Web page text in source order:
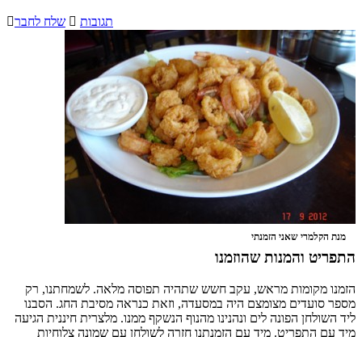
שלח לחבר  תגובות
מנת הקלמרי שאני הזמנתי
התפריט והמנות שהוזמנו
הזמנו מקומות מראש, עקב חשש שתהיה תפוסה מלאה. לשמחתנו, רק
מספר סועדים מצומצם היה במסעדה, וזאת כנראה מסיבת החג. הסבנו
ליד השולחן הפונה לים ונהנינו מהנוף הנשקף ממנו. מלצרית חיננית הגיעה
מיד עם התפריט. מיד עם הזמנתנו חזרה לשולחן עם שמונה צלוחיות